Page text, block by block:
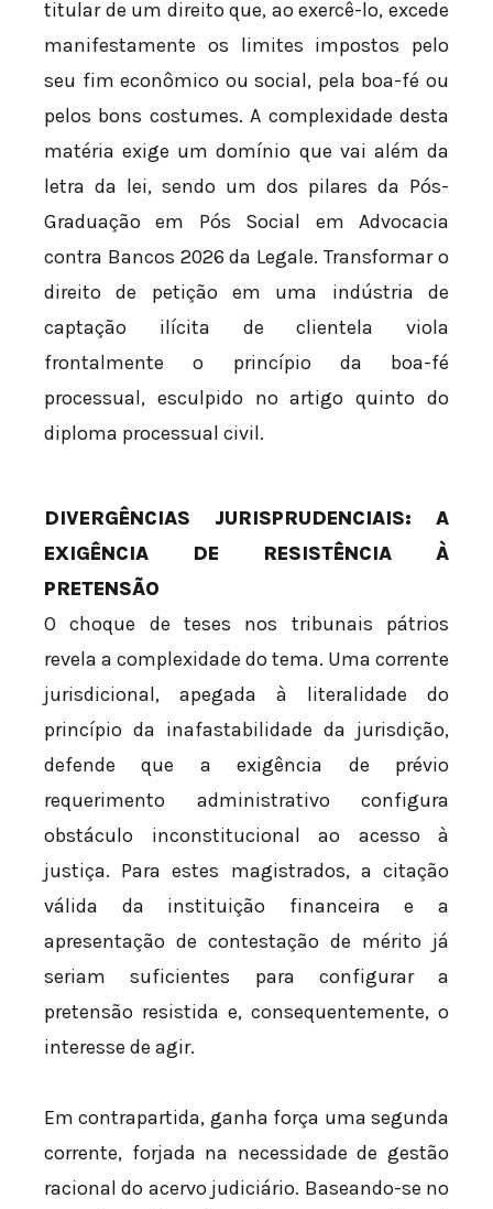
titular de um direito que, ao exercê-lo, excede
manifestamente os limites impostos pelo
seu fim econômico ou social, pela boa-fé ou
pelos bons costumes. A complexidade desta
matéria exige um domínio que vai além da
letra da lei, sendo um dos pilares da Pós-
Graduação em Pós Social em Advocacia
contra Bancos 2026 da Legale. Transformar o
direito de petição em uma indústria de
captação ilícita de clientela viola
frontalmente o princípio da boa-fé
processual, esculpido no artigo quinto do
diploma processual civil.
DIVERGÊNCIAS JURISPRUDENCIAIS: A
EXIGÊNCIA DE RESISTÊNCIA À
PRETENSÃO
O choque de teses nos tribunais pátrios
revela a complexidade do tema. Uma corrente
jurisdicional, apegada à literalidade do
princípio da inafastabilidade da jurisdição,
defende que a exigência de prévio
requerimento administrativo configura
obstáculo inconstitucional ao acesso à
justiça. Para estes magistrados, a citação
válida da instituição financeira e a
apresentação de contestação de mérito já
seriam suficientes para configurar a
pretensão resistida e, consequentemente, o
interesse de agir.
Em contrapartida, ganha força uma segunda
corrente, forjada na necessidade de gestão
racional do acervo judiciário. Baseando-se no